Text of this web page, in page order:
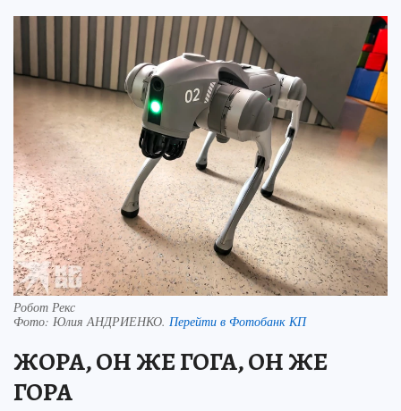
Робот Рекс
Фото: Юлия АНДРИЕНКО. Перейти в Фотобанк КП
ЖОРА, ОН ЖЕ ГОГА, ОН ЖЕ
ГОРА